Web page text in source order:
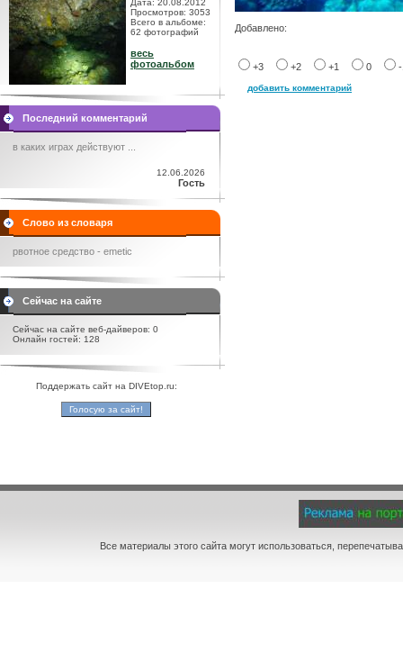
Дата: 20.08.2012
Просмотров: 3053
Всего в альбоме:
62 фотографий
весь
фотоальбом
Последний комментарий
в каких играх действуют ...
12.06.2026
Гость
Слово из словаря
рвотное средство - emetic
Сейчас на сайте
Сейчас на сайте веб-дайверов: 0
Онлайн гостей: 128
Поддержать сайт на DIVEtop.ru:
Добавлено:
+3 +2 +1 0
добавить комментарий
Все материалы этого сайта могут использоваться,